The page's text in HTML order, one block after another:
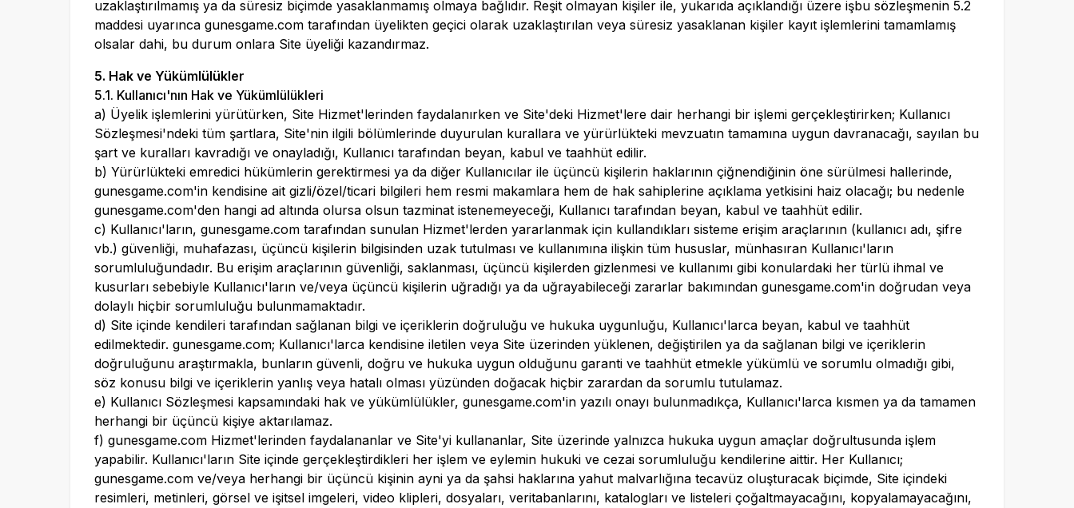
uzaklaştırılmamış ya da süresiz biçimde yasaklanmamış olmaya bağlıdır. Reşit olmayan kişiler ile, yukarıda açıklandığı üzere işbu sözleşmenin 5.2
maddesi uyarınca gunesgame.com tarafından üyelikten geçici olarak uzaklaştırılan veya süresiz yasaklanan kişiler kayıt işlemlerini tamamlamış
olsalar dahi, bu durum onlara Site üyeliği kazandırmaz.
5. Hak ve Yükümlülükler
5.1. Kullanıcı'nın Hak ve Yükümlülükleri
a) Üyelik işlemlerini yürütürken, Site Hizmet'lerinden faydalanırken ve Site'deki Hizmet'lere dair herhangi bir işlemi gerçekleştirirken; Kullanıcı
Sözleşmesi'ndeki tüm şartlara, Site'nin ilgili bölümlerinde duyurulan kurallara ve yürürlükteki mevzuatın tamamına uygun davranacağı, sayılan bu
şart ve kuralları kavradığı ve onayladığı, Kullanıcı tarafından beyan, kabul ve taahhüt edilir.
b) Yürürlükteki emredici hükümlerin gerektirmesi ya da diğer Kullanıcılar ile üçüncü kişilerin haklarının çiğnendiğinin öne sürülmesi hallerinde,
gunesgame.com'in kendisine ait gizli/özel/ticari bilgileri hem resmi makamlara hem de hak sahiplerine açıklama yetkisini haiz olacağı; bu nedenle
gunesgame.com'den hangi ad altında olursa olsun tazminat istenemeyeceği, Kullanıcı tarafından beyan, kabul ve taahhüt edilir.
c) Kullanıcı'ların, gunesgame.com tarafından sunulan Hizmet'lerden yararlanmak için kullandıkları sisteme erişim araçlarının (kullanıcı adı, şifre
vb.) güvenliği, muhafazası, üçüncü kişilerin bilgisinden uzak tutulması ve kullanımına ilişkin tüm hususlar, münhasıran Kullanıcı'ların
sorumluluğundadır. Bu erişim araçlarının güvenliği, saklanması, üçüncü kişilerden gizlenmesi ve kullanımı gibi konulardaki her türlü ihmal ve
kusurları sebebiyle Kullanıcı'ların ve/veya üçüncü kişilerin uğradığı ya da uğrayabileceği zararlar bakımından gunesgame.com'in doğrudan veya
dolaylı hiçbir sorumluluğu bulunmamaktadır.
d) Site içinde kendileri tarafından sağlanan bilgi ve içeriklerin doğruluğu ve hukuka uygunluğu, Kullanıcı'larca beyan, kabul ve taahhüt
edilmektedir. gunesgame.com; Kullanıcı'larca kendisine iletilen veya Site üzerinden yüklenen, değiştirilen ya da sağlanan bilgi ve içeriklerin
doğruluğunu araştırmakla, bunların güvenli, doğru ve hukuka uygun olduğunu garanti ve taahhüt etmekle yükümlü ve sorumlu olmadığı gibi,
söz konusu bilgi ve içeriklerin yanlış veya hatalı olması yüzünden doğacak hiçbir zarardan da sorumlu tutulamaz.
e) Kullanıcı Sözleşmesi kapsamındaki hak ve yükümlülükler, gunesgame.com'in yazılı onayı bulunmadıkça, Kullanıcı'larca kısmen ya da tamamen
herhangi bir üçüncü kişiye aktarılamaz.
f) gunesgame.com Hizmet'lerinden faydalananlar ve Site'yi kullananlar, Site üzerinde yalnızca hukuka uygun amaçlar doğrultusunda işlem
yapabilir. Kullanıcı'ların Site içinde gerçekleştirdikleri her işlem ve eylemin hukuki ve cezai sorumluluğu kendilerine aittir. Her Kullanıcı;
gunesgame.com ve/veya herhangi bir üçüncü kişinin ayni ya da şahsi haklarına yahut malvarlığına tecavüz oluşturacak biçimde, Site içindeki
resimleri, metinleri, görsel ve işitsel imgeleri, video klipleri, dosyaları, veritabanlarını, katalogları ve listeleri çoğaltmayacağını, kopyalamayacağını,